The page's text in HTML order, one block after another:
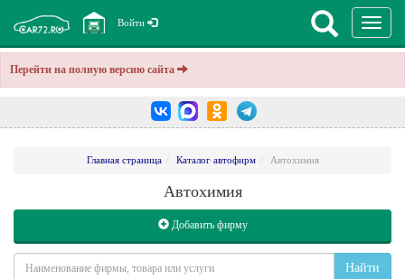
Перейти на полную версию сайта
Войти
Главная страница Каталог автофирм Автохимия
Автохимия
Добавить фирму
Найти